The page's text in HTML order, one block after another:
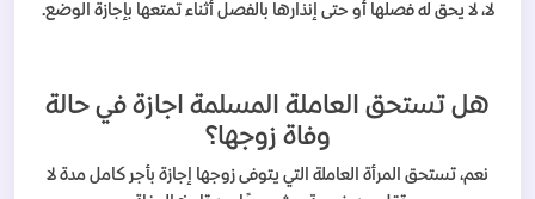
لا، لا يحق له فصلها أو حتى إنذارها بالفصل أثناء تمتعها بإجازة الوضع.
هل تستحق العاملة المسلمة اجازة في حالة
وفاة زوجها؟
نعم، تستحق المرأة العاملة التي يتوفى زوجها إجازة بأجر كامل مدة لا